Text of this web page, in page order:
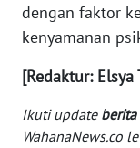
dengan faktor
kenyamanan
[Redaktur:
Ikuti update
WahanaNews.co
MALUT
DAIRI